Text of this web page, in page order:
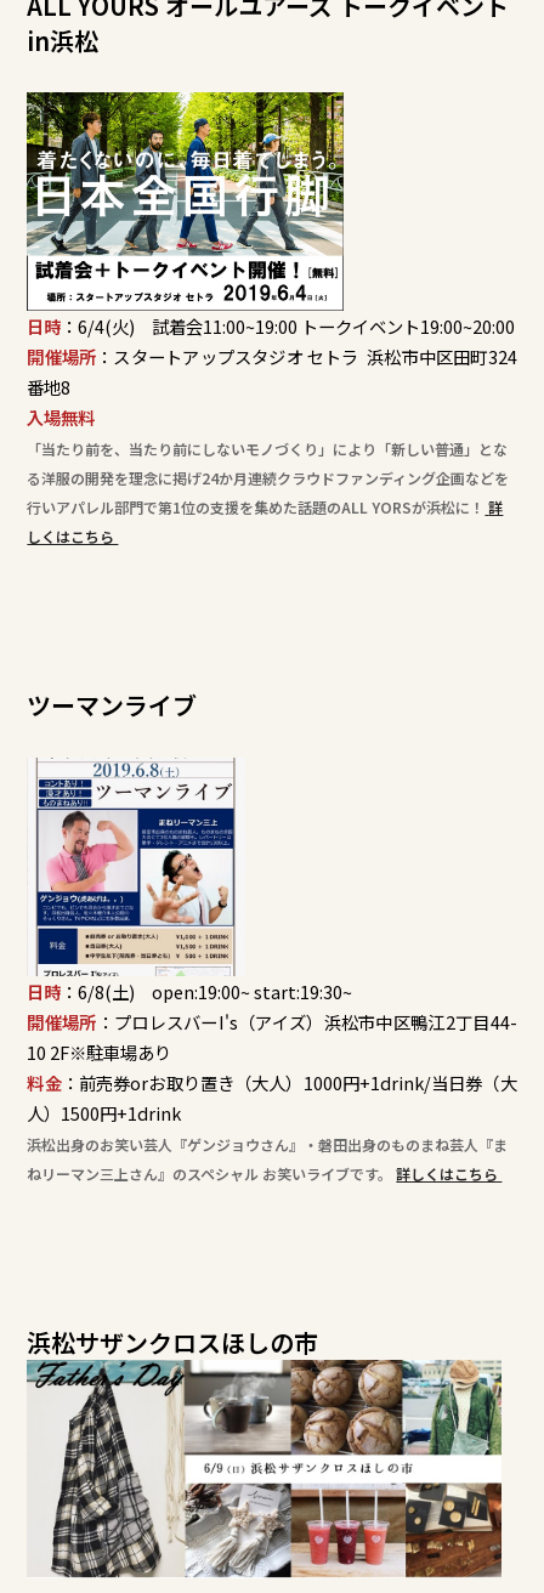
in浜松
日時 ：6/4(火) 試着会11:00~19:00 トークイベント19:00~20:00
開催場所 ：スタートアップスタジオ セトラ 浜松市中区田町324
番地8
入場無料
「当たり前を、当たり前にしないモノづくり」により「新しい普通」とな
る洋服の開発を理念に掲げ24か月連続クラウドファンディング企画などを
行いアパレル部門で第1位の支援を集めた話題のALL YORSが浜松に！ 詳
しくはこちら
ツーマンライブ
日時 ：6/8(土) open:19:00~ start:19:30~
開催場所 ：プロレスバーI's（アイズ）浜松市中区鴨江2丁目44-
10 2F※駐車場あり
料金：前売券orお取り置き（大人）1000円+1drink/当日券（大
人）1500円+1drink
浜松出身のお笑い芸人『ゲンジョウさん』・磐田出身のものまね芸人 『ま
ねリーマン三上さん』のスペシャル お笑いライブです。 詳しくはこちら
浜松サザンクロスほしの市